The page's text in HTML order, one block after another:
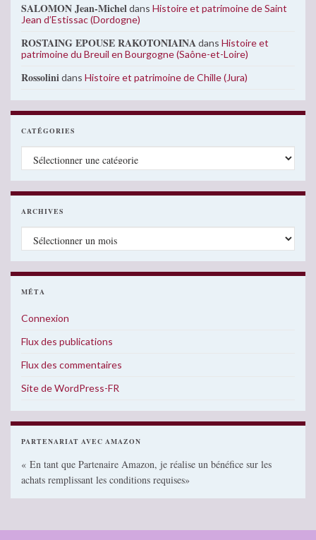
SALOMON Jean-Micheldans Histoire et patrimoine de Saint
Jean d’Estissac (Dordogne)
ROSTAING EPOUSE RAKOTONIAINAdans Histoire et
patrimoine du Breuil en Bourgogne (Saône-et-Loire)
Rossolinidans Histoire et patrimoine de Chille (Jura)
CATÉGORIES
Catégories
ARCHIVES
Archives
MÉTA
Connexion
Flux des publications
Flux des commentaires
Site de WordPress-FR
PARTENARIAT AVEC AMAZON
« En tant que Partenaire Amazon, je réalise un bénéfice sur les
achats remplissant les conditions requises»